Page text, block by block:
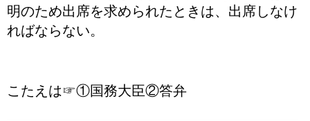
明のため出席を求められたときは、出席しなけ
ればならない。
こたえは☞①国務大臣②答弁